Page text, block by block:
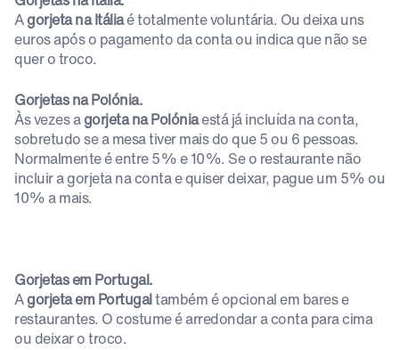
Agorjeta na Itáliaé totalmente voluntária. Ou deixa uns
euros após o pagamento da conta ou indica que não se
quer o troco.
Gorjetas na Polónia.
Às vezes agorjeta na Polóniaestá já incluída na conta,
sobretudo se a mesa tiver mais do que 5 ou 6 pessoas.
Normalmente é entre 5% e 10%. Se o restaurante não
incluir a gorjeta na conta e quiser deixar, pague um 5% ou
10% a mais.
Gorjetas em Portugal.
Agorjeta em Portugaltambém é opcional em bares e
restaurantes. O costume é arredondar a conta para cima
ou deixar o troco.